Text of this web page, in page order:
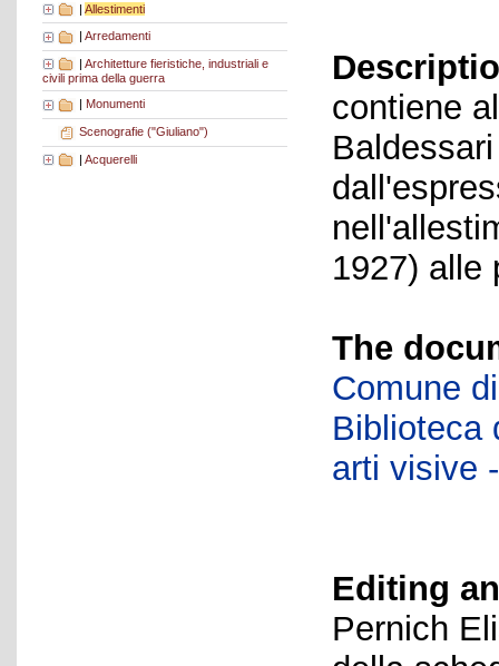
| Allestimenti
Arredamenti
| Architetture fieristiche, industriali e
civili prima della guerra
Monumenti
Scenografie ("Giuliano")
| Acquerelli
contiene
1927) alle
The
Comune
Biblioteca
arti visive
Editing
Pernich